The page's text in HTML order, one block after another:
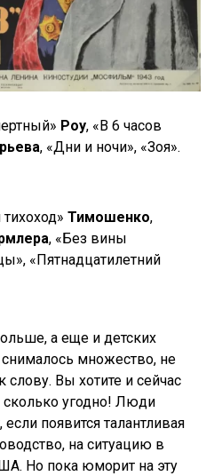
Роу, «В 6 часов
, «Дни и ночи», «Зоя».
Тимошенко,
, «Без вины
«Пятнадцатилетний
а еще и детских
множество, не
слову. Вы хотите и сейчас
угодно! Люди
появится талантливая
на ситуацию в
Но пока юморит на эту